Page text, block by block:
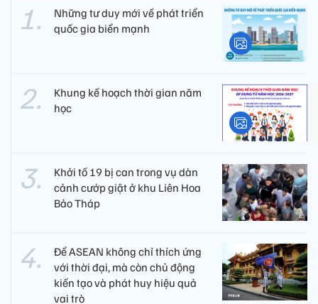
Những tư duy mới về phát triển
quốc gia biển mạnh
Khung kế hoạch thời gian năm
học
Khởi tố 19 bị can trong vụ dàn
cảnh cướp giật ở khu Liên Hoa
Bảo Tháp
Để ASEAN không chỉ thích ứng
với thời đại, mà còn chủ động
kiến tạo và phát huy hiệu quả
vai trò